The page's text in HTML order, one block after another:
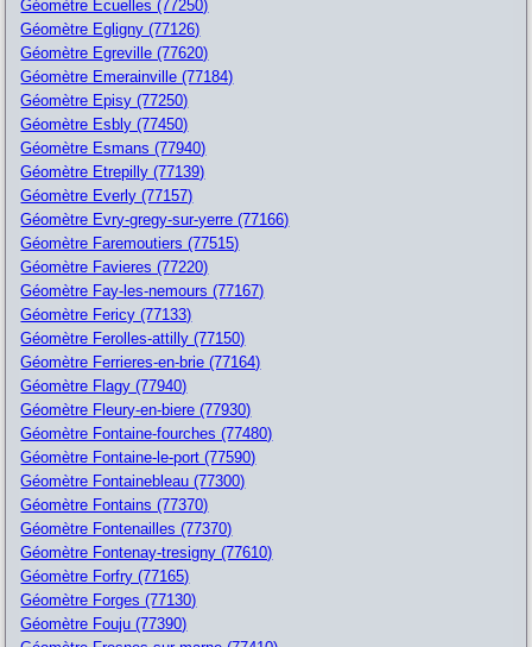
Géomètre Ecuelles (77250)
Géomètre Egligny (77126)
Géomètre Egreville (77620)
Géomètre Emerainville (77184)
Géomètre Episy (77250)
Géomètre Esbly (77450)
Géomètre Esmans (77940)
Géomètre Etrepilly (77139)
Géomètre Everly (77157)
Géomètre Evry-gregy-sur-yerre (77166)
Géomètre Faremoutiers (77515)
Géomètre Favieres (77220)
Géomètre Fay-les-nemours (77167)
Géomètre Fericy (77133)
Géomètre Ferolles-attilly (77150)
Géomètre Ferrieres-en-brie (77164)
Géomètre Flagy (77940)
Géomètre Fleury-en-biere (77930)
Géomètre Fontaine-fourches (77480)
Géomètre Fontaine-le-port (77590)
Géomètre Fontainebleau (77300)
Géomètre Fontains (77370)
Géomètre Fontenailles (77370)
Géomètre Fontenay-tresigny (77610)
Géomètre Forfry (77165)
Géomètre Forges (77130)
Géomètre Fouju (77390)